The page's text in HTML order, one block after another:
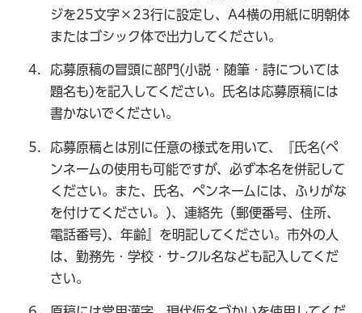
ジを25文字×23行に設定し、A4横の用紙に明朝体
またはゴシック体で出力してください。
応募原稿の冒頭に部門(小説・随筆・詩については
題名も)を記入してください。氏名は応募原稿には
書かないでください。
応募原稿とは別に任意の様式を用いて、『氏名(ペ
ンネームの使用も可能ですが、必ず本名を併記して
ください。また、氏名、ペンネームには、ふりがな
を付けてください。)、連絡先（郵便番号、住所、
電話番号)、年齢』を明記してください。市外の人
は、勤務先・学校・サ-クル名なども記入してくだ
さい。